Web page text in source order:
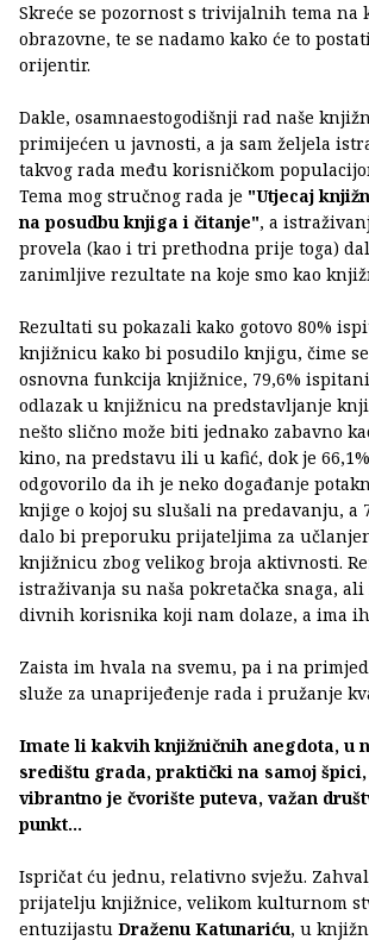
Skreće se pozornost s trivijalnih tema
obrazovne, te se nadamo kako će to
orijentir.
Dakle, osamnaestogodišnji rad naše
primijećen u javnosti, a ja sam željela
takvog rada među korisničkom
Tema mog stručnog rada je "Utjecaj
na posudbu knjiga i čitanje", a
provela (kao i tri prethodna prije toga)
zanimljive rezultate na koje smo kao
Rezultati su pokazali kako gotovo 80%
knjižnicu kako bi posudilo knjigu, čime
osnovna funkcija knjižnice, 79,6%
odlazak u knjižnicu na predstavljanje
nešto slično može biti jednako zabavno
kino, na predstavu ili u kafić, dok je
odgovorilo da ih je neko događanje
knjige o kojoj su slušali na predavanju, a
dalo bi preporuku prijateljima za
knjižnicu zbog velikog broja aktivnosti.
istraživanja su naša pokretačka snaga,
divnih korisnika koji nam dolaze, a ima
Zaista im hvala na svemu, pa i na
služe za unaprijeđenje rada i pružanje
Imate li kakvih knjižničnih anegdota, u
središtu grada, praktički na samoj
vibrantno je čvorište puteva, važan
punkt...
Ispričat ću jednu, relativno svježu.
prijatelju knjižnice, velikom kulturnom
entuzijastu Draženu Katunariću, u